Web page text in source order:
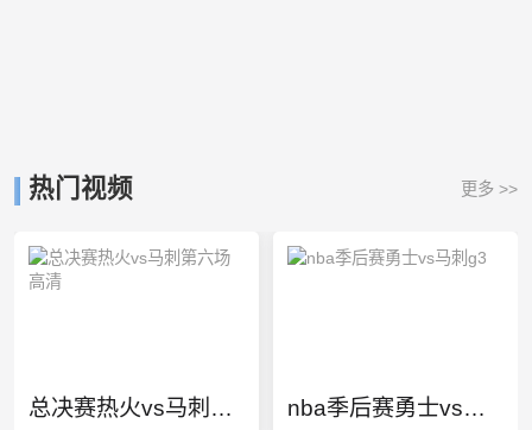
热门视频 更多 >>
总决赛热火vs马刺第六场高清 nba季后赛勇士vs马刺g3